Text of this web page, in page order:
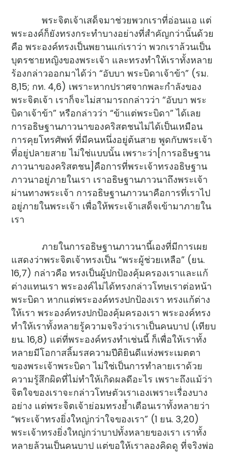
พระจิตเจ้าเสด็จมาช่วยพวกเราที่อ่อนแอ แต่
พระองค์ก็ยังทรงกระทำบางอย่างที่สำคัญกว่านั้นด้วย
คือ พระองค์ทรงเป็นพยานแก่เราว่า พวกเราล้วนเป็น
บุตรชายหญิงของพระเจ้า และทรงทำให้เราทั้งหลาย
ร้องกล่าวออกมาได้ว่า “อับบา พระบิดาเจ้าข้า” (รม.
8,15; กท. 4,6) เพราะหากปราศจากพละกำลังของ
พระจิตเจ้า เราก็จะไม่สามารถกล่าวว่า “อับบา พระ
บิดาเจ้าข้า” หรือกล่าวว่า “ข้าแต่พระบิดา” ได้เลย
การอธิษฐานภาวนาของคริสตชนไม่ได้เป็นเหมือน
การคุยโทรศัพท์ ที่มีคนหนึ่งอยู่ต้นสาย พูดกับพระเจ้า
ที่อยู่ปลายสาย ไม่ใช่แบบนั้น เพราะว่า[การอธิษฐาน
ภาวนาของคริสตชน]คือการที่พระเจ้าทรงอธิษฐาน
ภาวนาอยู่ภายในเรา เราอธิษฐานภาวนาถึงพระเจ้า
ผ่านทางพระเจ้า การอธิษฐานภาวนาคือการที่เราไป
อยู่ภายในพระเจ้า เพื่อให้พระเจ้าเสด็จเข้ามาภายใน
เรา
ภายในการอธิษฐานภาวนานี้เองที่มีการเผย
แสดงว่าพระจิตเจ้าทรงเป็น “พระผู้ช่วยเหลือ” (ยน.
16,7) กล่าวคือ ทรงเป็นผู้ปกป้องคุ้มครองเราและแก้
ต่างแทนเรา พระองค์ไม่ได้ทรงกล่าวโทษเราต่อหน้า
พระบิดา หากแต่พระองค์ทรงปกป้องเรา ทรงแก้ต่าง
ให้เรา พระองค์ทรงปกป้องคุ้มครองเรา พระองค์ทรง
ทำให้เราทั้งหลายรู้ความจริงว่าเราเป็นคนบาป (เทียบ
ยน. 16,8) แต่ที่พระองค์ทรงทำเช่นนี้ ก็เพื่อให้เราทั้ง
หลายมีโอกาสลิ้มรสความปีติยินดีแห่งพระเมตตา
ของพระเจ้าพระบิดา ไม่ใช่เป็นการทำลายเราด้วย
ความรู้สึกผิดที่ไม่ทำให้เกิดผลดีอะไร เพราะถึงแม้ว่า
จิตใจของเราจะกล่าวโทษตัวเราเองเพราะเรื่องบาง
อย่าง แต่พระจิตเจ้าย่อมทรงย้ำเตือนเราทั้งหลายว่า
“พระเจ้าทรงยิ่งใหญ่กว่าใจของเรา” (1 ยน. 3,20)
พระเจ้าทรงยิ่งใหญ่กว่าบาปทั้งหลายของเรา เราทั้ง
หลายล้วนเป็นคนบาป แต่ขอให้เราลองคิดดู ที่จริงพ่อ